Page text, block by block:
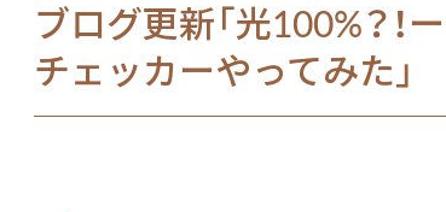
ブログ更新「光100%？！
チェッカーやってみた」